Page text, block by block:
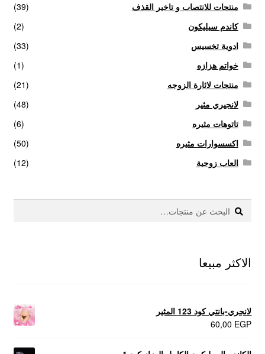
منتجات للانتصاب و تاخير القذف
منتجات للانتصاب و تاخير القذف
(39)
كاندم سيليكون
(2)
ادوية تخسيس
(33)
خواتم هزازه
(1)
منتجات لاثارة الزوجه
(21)
لانجيري مثير
(48)
تاتوهات مثيره
(6)
اكسسوارات مثيره
(50)
العاب زوجية
(12)
البحث
عن:
بحث
الاكثر مبيعا
لانجري-بانتي كود 123 المثير
60,00 EGP